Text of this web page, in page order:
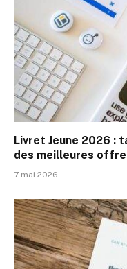
Livret Jeune 2026 :
des meilleures
7 mai 2026